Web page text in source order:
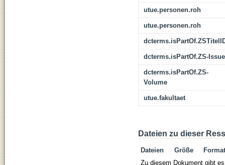
utue.personen.roh
utue.personen.roh
dcterms.isPartOf.ZS-Issue
dcterms.isPartOf.ZS-
Volume
utue.fakultaet
Dateien zu dieser
Dateien Größe
Format
Zu diesem Dokument gibt